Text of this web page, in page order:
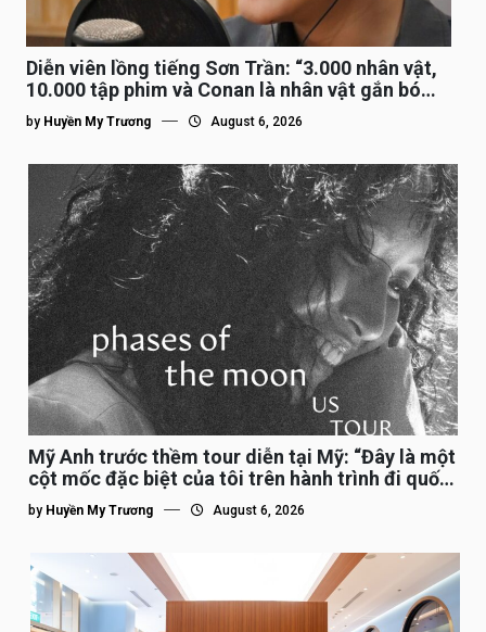
Diễn viên lồng tiếng Sơn Trần: “3.000 nhân vật,
10.000 tập phim và Conan là nhân vật gắn bó
lâu nhất”
by Huyền My Trương August 6, 2026
Mỹ Anh trước thềm tour diễn tại Mỹ: “Đây là một
cột mốc đặc biệt của tôi trên hành trình đi quốc
tế”
by Huyền My Trương August 6, 2026